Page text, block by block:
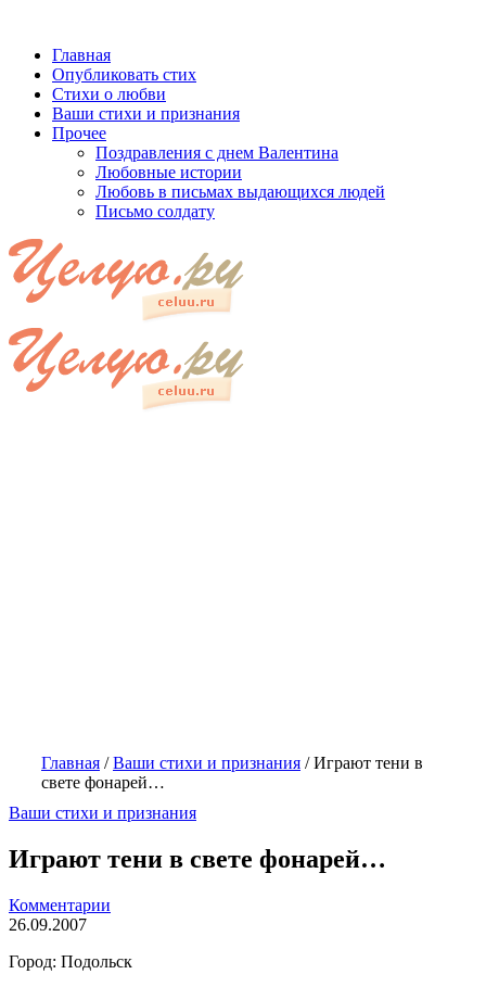
Главная
Опубликовать стих
Стихи о любви
Ваши стихи и признания
Прочее
Поздравления с днем Валентина
Любовные истории
Любовь в письмах выдающихся людей
Письмо солдату
Главная /Ваши стихи и признания /Играют тени в
свете фонарей…
Ваши стихи и признания
Играют тени в свете фонарей…
Комментарии
26.09.2007
Город: Подольск